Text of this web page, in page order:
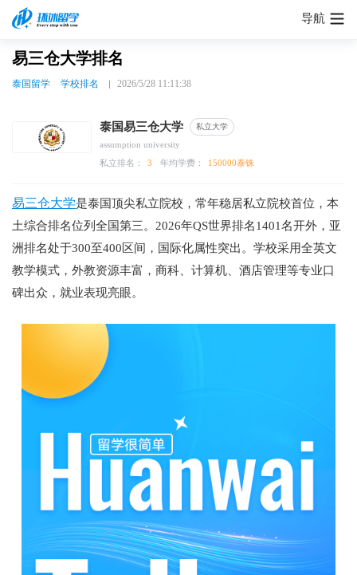
导航
易三仓大学排名
泰国留学 学校排名 2026/5/28 11:11:38
泰国易三仓大学 私立大学
assumption university
私立排名：
3 年均学费： 150000泰铢
易三仓大学是泰国顶尖私立院校，常年稳居私立院校首位，本
土综合排名位列全国第三。2026年QS世界排名1401名开外，亚
洲排名处于300至400区间，国际化属性突出。学校采用全英文
教学模式，外教资源丰富，商科、计算机、酒店管理等专业口
碑出众，就业表现亮眼。